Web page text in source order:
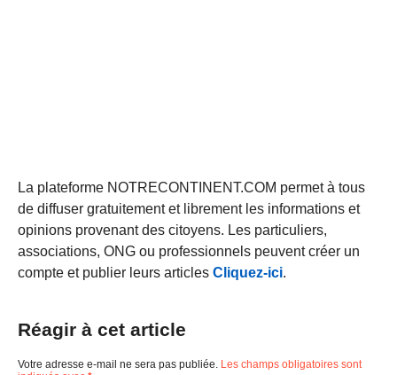
La plateforme NOTRECONTINENT.COM permet à tous
de diffuser gratuitement et librement les informations et
opinions provenant des citoyens. Les particuliers,
associations, ONG ou professionnels peuvent créer un
compte et publier leurs articles Cliquez-ici.
Réagir à cet article
Votre adresse e-mail ne sera pas publiée. Les champs obligatoires sont